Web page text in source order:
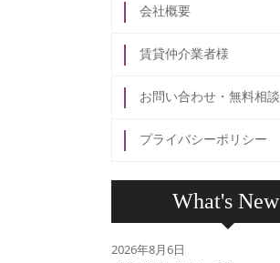
会社概要
賃貸仲介業者様
お問い合わせ・無料相談
プライバシーポリシー
What's New
2026年8月6日